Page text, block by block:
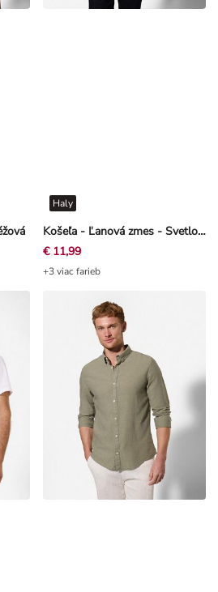
Košeľa - Ľanová zmes - Svetlo zelená
Haly
€ 11,99
+3 viac farieb